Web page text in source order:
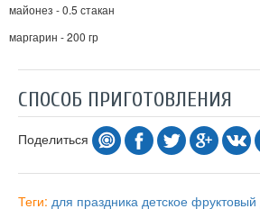
майонез - 0.5 стакан
маргарин - 200 гр
СПОСОБ ПРИГОТОВЛЕНИЯ
Поделиться
Теги: для праздника детское фруктовый